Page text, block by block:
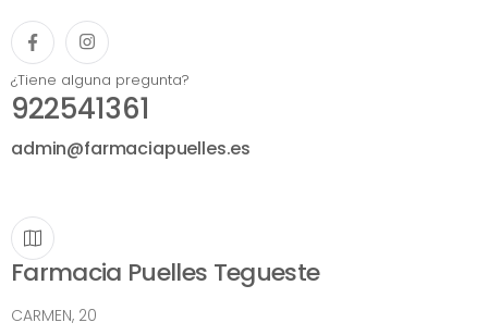
¿Tiene alguna pregunta?
922541361
admin@farmaciapuelles.es
Farmacia Puelles Tegueste
CARMEN, 20